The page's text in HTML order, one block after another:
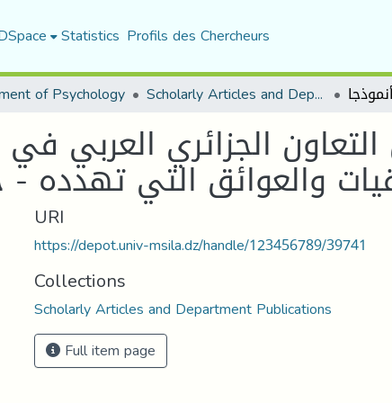
Statistics Profils des Chercheurs
of Psychology Scholarly Articles and Department Publications
الجزائري العربي
والعوائق التي تهدده -
URI
https://depot.univ-msila.dz/handle/123456789/39741
Collections
Scholarly Articles and Department Publications
Full item page